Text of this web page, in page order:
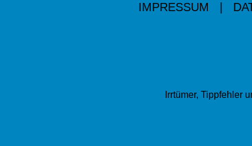
IMPRESSUM
Irrtümer, Tippfehler